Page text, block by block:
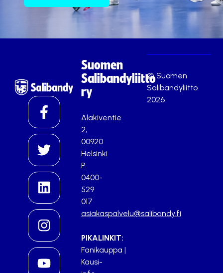
Suomen
Salibandyliitto
ry
Alakiventie
2,
00920
Helsinki
P.
0400-
529
017
asiakaspalvelu@salibandy.fi
PIKALINKIT:
Fanikauppa |
Kausi-
© Suomen
Salibandyliitto
2026